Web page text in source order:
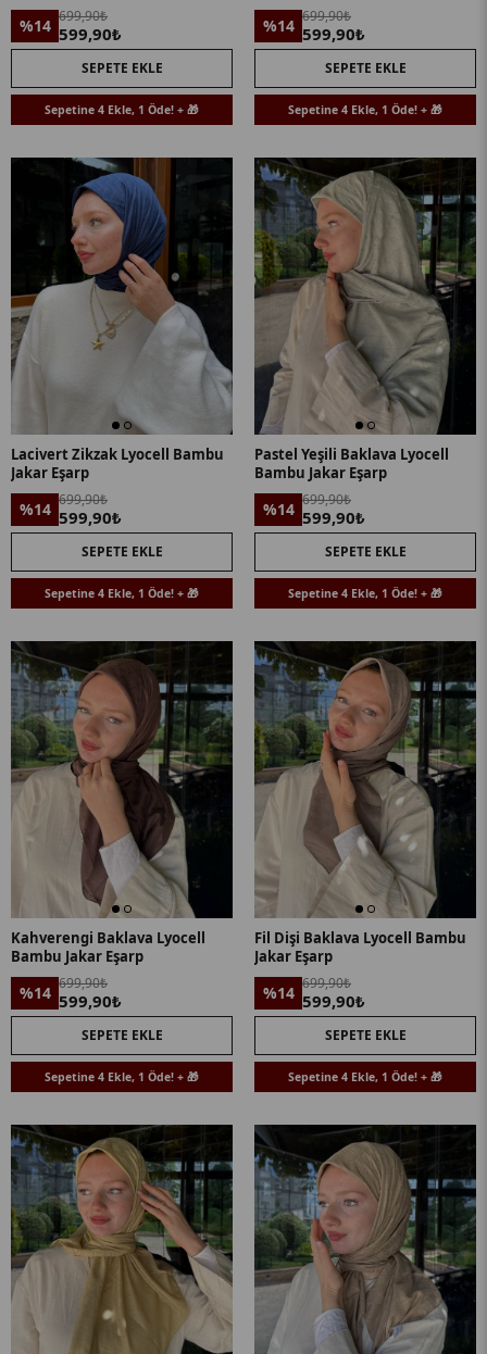
%14 699,90₺
599,90₺
SEPETE EKLE
Sepetine 4 Ekle, 1 Öde! + 🎁
%14 699,90₺
599,90₺
SEPETE EKLE
Sepetine 4 Ekle, 1 Öde! + 🎁
Lacivert Zikzak Lyocell Bambu
Jakar Eşarp
%14 699,90₺
599,90₺
SEPETE EKLE
Sepetine 4 Ekle, 1 Öde! + 🎁
Pastel Yeşili Baklava Lyocell
Bambu Jakar Eşarp
%14 699,90₺
599,90₺
SEPETE EKLE
Sepetine 4 Ekle, 1 Öde! + 🎁
Kahverengi Baklava Lyocell
Bambu Jakar Eşarp
%14 699,90₺
599,90₺
SEPETE EKLE
Sepetine 4 Ekle, 1 Öde! + 🎁
Fil Dişi Baklava Lyocell Bambu
Jakar Eşarp
%14 699,90₺
599,90₺
SEPETE EKLE
Sepetine 4 Ekle, 1 Öde! + 🎁